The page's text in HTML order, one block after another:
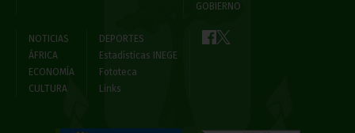
GOBIERNO
NOTICIAS
ÁFRICA
ECONOMÍA
CULTURA
DEPORTES
Estadísticas INEGE
Fototeca
Links